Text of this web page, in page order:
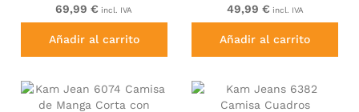
69,99 € incl. IVA
Añadir al carrito
49,99 € incl. IVA
Añadir al carrito